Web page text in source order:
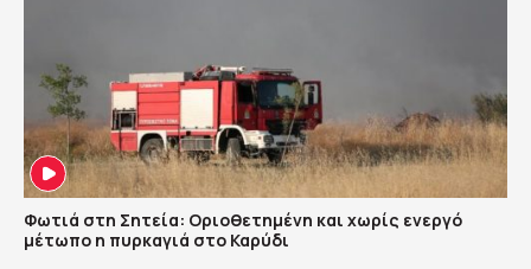
Φωτιά στη Σητεία: Οριοθετημένη και χωρίς ενεργό
μέτωπο η πυρκαγιά στο Καρύδι